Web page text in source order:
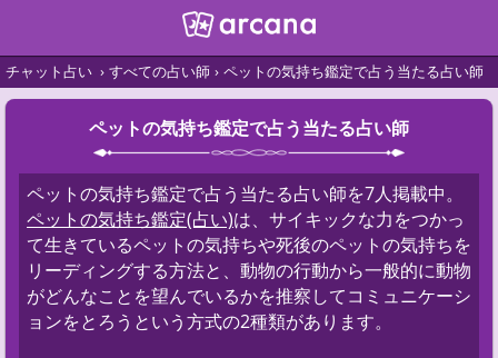
チャット占い すべての占い師 ペットの気持ち鑑定で占う当たる占い師
ペットの気持ち鑑定で占う当たる占い師
ペットの気持ち鑑定で占う当たる占い師を7人掲載中。
ペットの気持ち鑑定(占い)は、サイキックな力をつかっ
て生きているペットの気持ちや死後のペットの気持ちを
リーディングする方法と、動物の行動から一般的に動物
がどんなことを望んでいるかを推察してコミュニケーシ
ョンをとろうという方式の2種類があります。